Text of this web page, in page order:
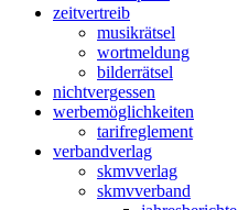
zeitvertreib
musikrätsel
wortmeldung
bilderrätsel
nichtvergessen
werbemöglichkeiten
tarifreglement
verbandverlag
skmvverlag
skmvverband